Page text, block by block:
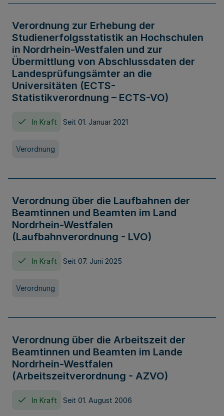
Verordnung zur Erhebung der
Studienerfolgsstatistik an Hochschulen
in Nordrhein-Westfalen und zur
Übermittlung von Abschlussdaten der
Landesprüfungsämter an die
Universitäten (ECTS-
Statistikverordnung – ECTS-VO)
In Kraft Seit 01. Januar 2021
Verordnung
Verordnung über die Laufbahnen der
Beamtinnen und Beamten im Land
Nordrhein-Westfalen
(Laufbahnverordnung - LVO)
In Kraft Seit 07. Juni 2025
Verordnung
Verordnung über die Arbeitszeit der
Beamtinnen und Beamten im Lande
Nordrhein-Westfalen
(Arbeitszeitverordnung - AZVO)
In Kraft Seit 01. August 2006